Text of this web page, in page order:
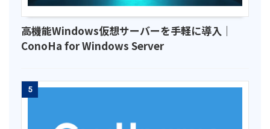
高機能Windows仮想サーバーを手軽に導入｜
ConoHa for Windows Server
5